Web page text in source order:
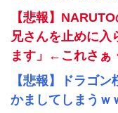
【悲報】
兄さんを止めに入
ます」←これさぁ
【悲報】ドラゴ
かましてしまうｗ